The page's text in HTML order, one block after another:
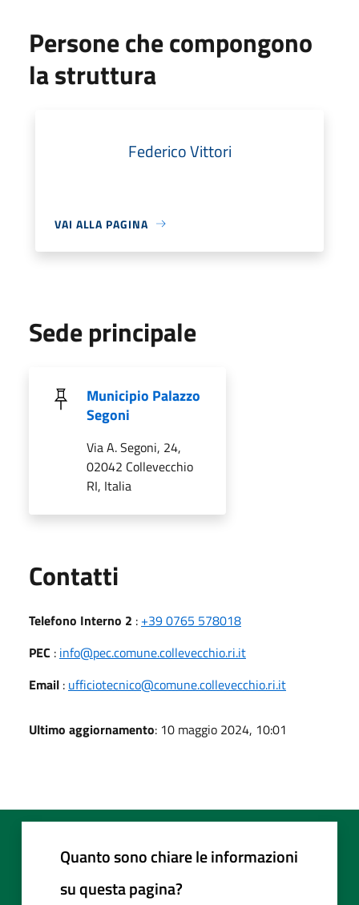
Persone che compongono
la struttura
Federico Vittori
VAI ALLA PAGINA
Sede principale
Municipio Palazzo
Segoni
Via A. Segoni, 24,
02042 Collevecchio
RI, Italia
Contatti
Telefono Interno 2 : +39 0765 578018
PEC : info@pec.comune.collevecchio.ri.it
Email : ufficiotecnico@comune.collevecchio.ri.it
Ultimo aggiornamento: 10 maggio 2024, 10:01
Quanto sono chiare le informazioni
su questa pagina?